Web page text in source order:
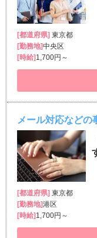
[都道府県]東京都
[勤務地]中央区
[時給]1,700円～
メール対応などの
[都道府県] 東京都
[勤務地]港区
[時給] 1,700円～